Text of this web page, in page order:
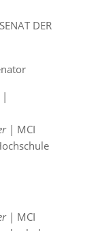
DER
|
| MCI
| MCI